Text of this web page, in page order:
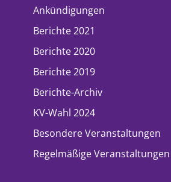
Ankündigungen
Berichte 2021
Berichte 2020
Berichte 2019
Berichte-Archiv
KV-Wahl 2024
Besondere Veranstaltungen
Regelmäßige Veranstaltungen